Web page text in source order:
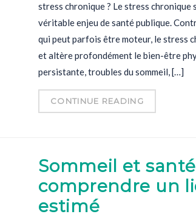
stress chronique ? Le stress chronique
véritable enjeu de santé publique.
qui peut parfois être moteur, le stress
et altère profondément le bien-être
persistante, troubles du sommeil, […]
CONTINUE READING
Sommeil et
comprendre un
estimé